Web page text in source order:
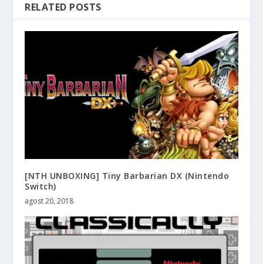
RELATED POSTS
[NTH UNBOXING] Tiny Barbarian DX (Nintendo
Switch)
agost 20, 2018